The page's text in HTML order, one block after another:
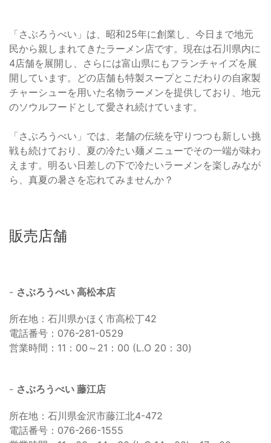
「さぶろうべい」は、昭和25年に創業し、今日まで地元
民から親しまれてきたラーメン店です。現在は石川県内に
4店舗を展開し、さらには富山県にもフランチャイズを展
開しています。どの店舗も特製スープとこだわりの自家製
チャーシューを用いた名物ラーメンを提供しており、地元
のソウルフードとして愛され続けています。
「さぶろうべい」では、老舗の伝統を守りつつも新しい挑
戦も続けており、夏の冷たい麺メニューでその一端が味わ
えます。明るい日差しの下で冷たいラーメンを楽しみなが
ら、真夏の暑さを忘れてみませんか？
販売店舗
- さぶろうべい 高松本店
所在地：石川県かほく市高松丁42
電話番号：076-281-0529
営業時間：11：00～21：00 (L.O 20：30)
- さぶろうべい 藤江店
所在地：石川県金沢市藤江北4-472
電話番号：076-266-1555